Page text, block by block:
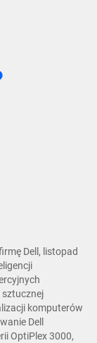
Dell, listopad
sztucznej
komputerów
Dell
OptiPlex 3000,